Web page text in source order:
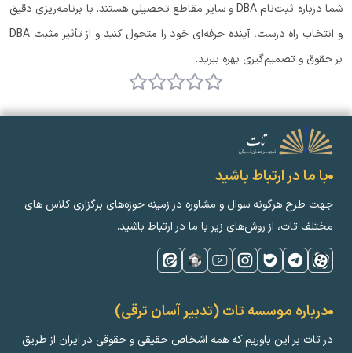
شما درباره ثبت‌نام DBA و سایر مقاطع تحصیلی هستند. با برنامه‌ریزی دقیق
و انتخاب راه درست، آینده حرفه‌ای خود را متحول کنید و از تأثیر مثبت DBA
بر حقوق و تصمیم‌گیری بهره ببرید.
با ما در ارتباط باشید
جهت طرح هرگونه سوال و مشاوره در زمینه‌ حوزه‌های برگزاری کلاس ‌های
مختلف تات، از روش‌های زیر با ما در ارتباط باشید.
درباره موسسه تات (تدبیر آسان ترقی)
در تات بر این باوریم که همه اشخاص حقیقی و حقوقی در ایران از طریق